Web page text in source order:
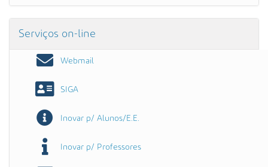
Serviços on-line
Webmail
SIGA
Inovar p/ Alunos/E.E.
Inovar p/ Professores